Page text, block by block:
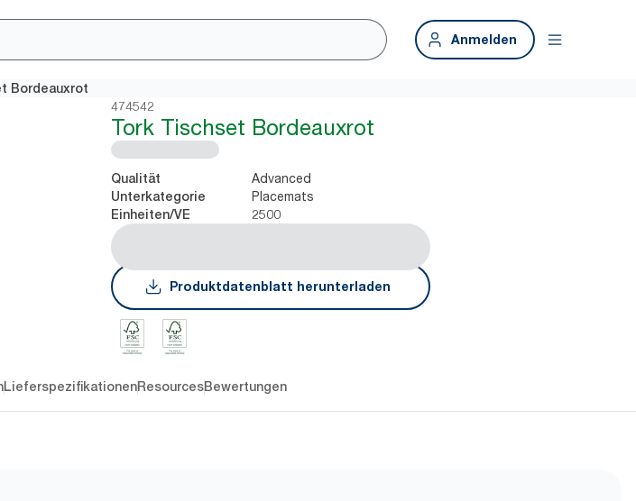
Anmelden
Bordeauxrot
474542
Tork Tischset Bordeauxrot
Qualität Advanced
Unterkategorie Placemats
Einheiten/VE 2500
Produktdatenblatt herunterladen
LieferspezifikationenResourcesBewertungen